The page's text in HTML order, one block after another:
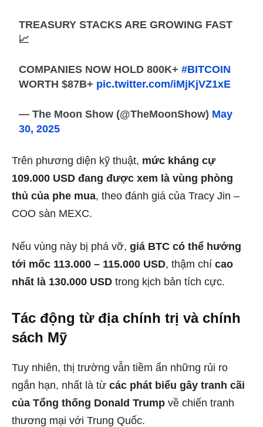
TREASURY STACKS ARE GROWING FAST
📈
COMPANIES NOW HOLD 800K+#BITCOIN
WORTH $87B+ pic.twitter.com/iMjKjVZ1xE
— The Moon Show (@TheMoonShow) May
30, 2025
Trên phương diện kỹ thuật, mức kháng cự
109.000 USD đang được xem là vùng phòng
thủ của phe mua, theo đánh giá của Tracy Jin –
COO sàn MEXC.
Nếu vùng này bị phá vỡ, giá BTC có thể hướng
tới mốc 113.000 – 115.000 USD, thậm chí cao
nhất là 130.000 USD trong kịch bản tích cực.
Tác động từ địa chính trị và chính
sách Mỹ
Tuy nhiên, thị trường vẫn tiềm ẩn những rủi ro
ngắn hạn, nhất là từ các phát biểu gây tranh cãi
của Tổng thống Donald Trump về chiến tranh
thương mại với Trung Quốc.